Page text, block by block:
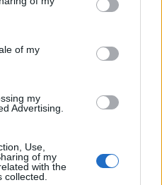
of my
my
Advertising.
Use,
of my
with the
agrárkutatása
helyen folytak
az erőforrások
A MATE megalakulása
ágazatot, hiszen
A modellváltás
nemzetközi